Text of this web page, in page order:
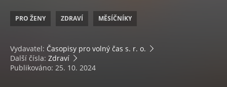
PRO ŽENY ZDRAVÍ MĚSÍČNÍKY
Vydavatel: Časopisy pro volný čas s. r. o.
Další čísla: Zdraví
Publikováno: 25. 10. 2024